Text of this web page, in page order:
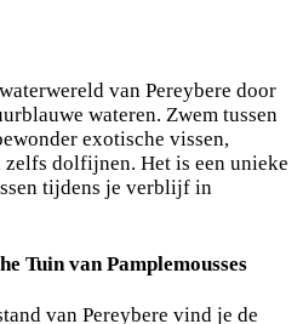
van Pereybere door
wateren. Zwem tussen
exotische vissen,
dolfijnen. Het is een unieke
tijdens je verblijf in
Tuin van Pamplemousses
van Pereybere vind je de